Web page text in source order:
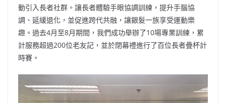
動引入長者社群。讓長者體驗手眼協調訓練，提升手腦協
調、延緩退化，並促進跨代共融，讓銀髮一族享受運動樂
趣。過去4月至8月期間，我們成功舉辦了10場專業訓練，累
計服務超過200位老友記，並於閉幕禮進行了百位長者疊杯計
時賽。